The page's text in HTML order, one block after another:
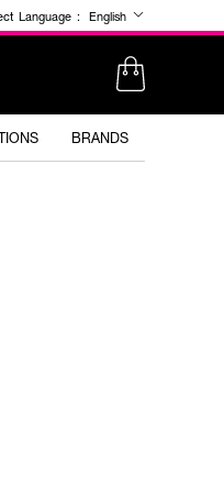
Language : English
BRANDS